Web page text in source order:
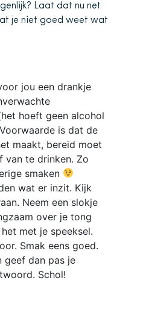
Laat dat nu net
je niet goed weet wat
jou een drankje
hoeft geen alcohol
is dat de
maakt, bereid moet
van te drinken. Zo
smaken
wat er inzit. Kijk
Neem een slokje
over je tong
met je speeksel.
Smak eens goed.
geef dan pas je
Schol!